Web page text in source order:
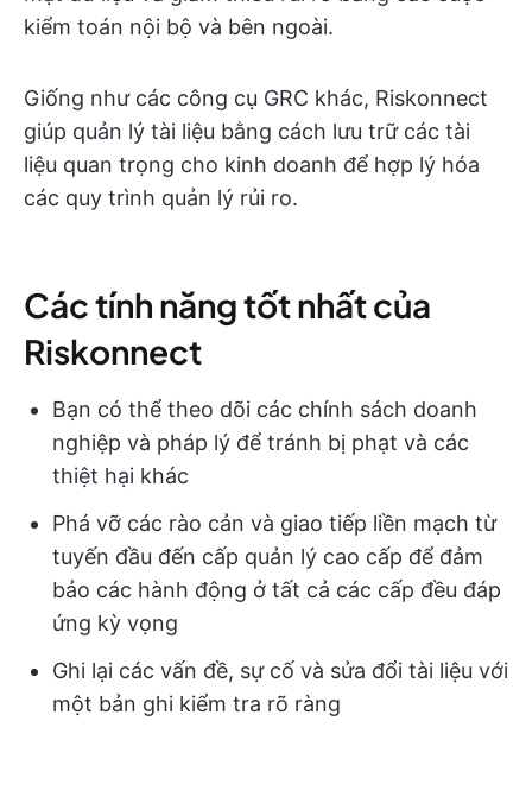
kiểm toán nội bộ và bên ngoài.
Giống như các công cụ GRC khác, Riskonnect
giúp quản lý tài liệu bằng cách lưu trữ các tài
liệu quan trọng cho kinh doanh để hợp lý hóa
các quy trình quản lý rủi ro.
Các tính năng tốt nhất của
Riskonnect
Bạn có thể theo dõi các chính sách doanh
nghiệp và pháp lý để tránh bị phạt và các
thiệt hại khác
Phá vỡ các rào cản và giao tiếp liền mạch từ
tuyến đầu đến cấp quản lý cao cấp để đảm
bảo các hành động ở tất cả các cấp đều đáp
ứng kỳ vọng
Ghi lại các vấn đề, sự cố và sửa đổi tài liệu với
một bản ghi kiểm tra rõ ràng